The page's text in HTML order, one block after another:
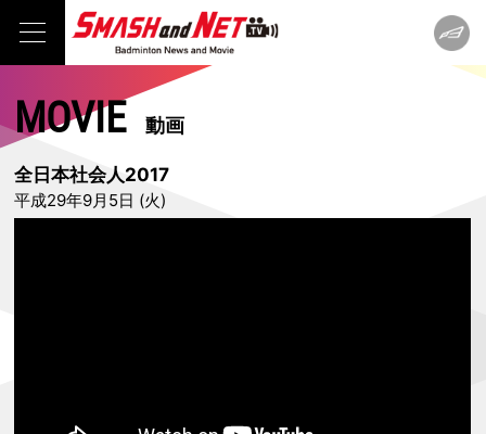
MOVIE動画
全日本社会人2017
平成29年9月5日 (火)